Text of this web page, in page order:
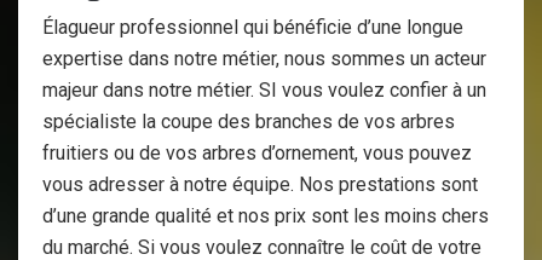
Élagueur professionnel qui bénéficie d’une longue
expertise dans notre métier, nous sommes un acteur
majeur dans notre métier. SI vous voulez confier à un
spécialiste la coupe des branches de vos arbres
fruitiers ou de vos arbres d’ornement, vous pouvez
vous adresser à notre équipe. Nos prestations sont
d’une grande qualité et nos prix sont les moins chers
du marché. Si vous voulez connaître le coût de votre